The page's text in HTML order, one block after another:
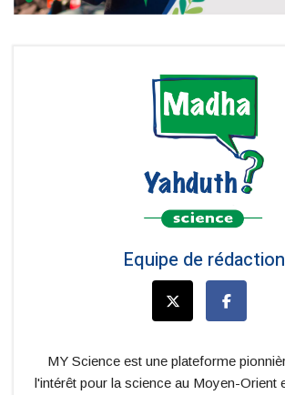
Equipe de rédaction
MY Science est une plateforme
l'intérêt pour la science au Moyen-Orient